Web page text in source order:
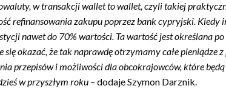
w transakcji wallet to wallet, czyli takiej
refinansowania zakupu poprzez bank cypryjski.
nawet do 70% wartości. Ta wartość jest określana
okazać, że tak naprawdę otrzymamy całe
przepisów i możliwości dla obcokrajowców, które
w przyszłym roku –dodaje Szymon Darznik.